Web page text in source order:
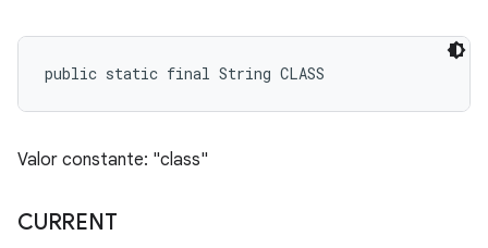
public static final String CLASS
Valor constante: "class"
CURRENT